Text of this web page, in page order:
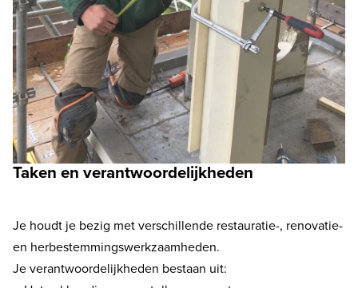
Taken en verantwoordelijkheden
Je houdt je bezig met verschillende restauratie-, renovatie-
en herbestemmingswerkzaamheden.
Je verantwoordelijkheden bestaan uit: